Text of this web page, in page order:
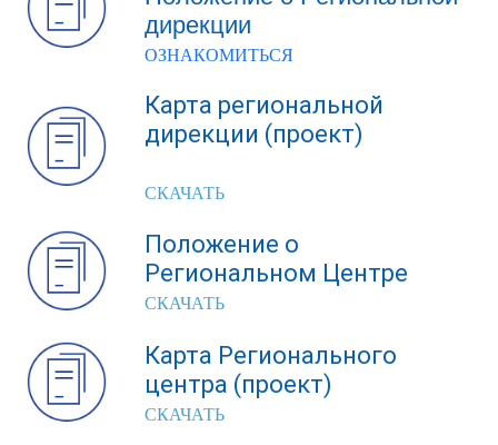
дирекции
ОЗНАКОМИТЬСЯ
Карта региональной
дирекции (проект)
СКАЧАТЬ
Положение о
Региональном Центре
СКАЧАТЬ
Карта Регионального
центра (проект)
СКАЧАТЬ